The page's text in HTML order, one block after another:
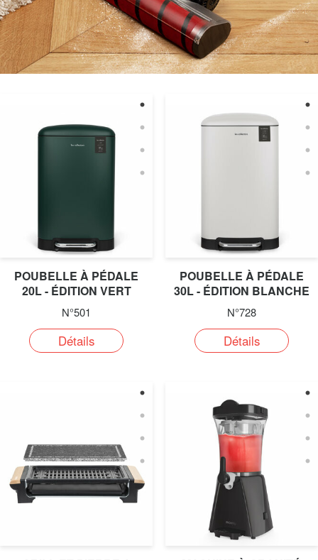
POUBELLE À PÉDALE
20L - ÉDITION VERT
CANARD
N°501
Détails
POUBELLE À PÉDALE
30L - ÉDITION BLANCHE
N°728
Détails